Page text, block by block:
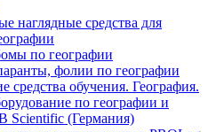
наглядные средства для
по географии
фолии по географии
средства обучения. География.
по географии и
Scientific (Германия)